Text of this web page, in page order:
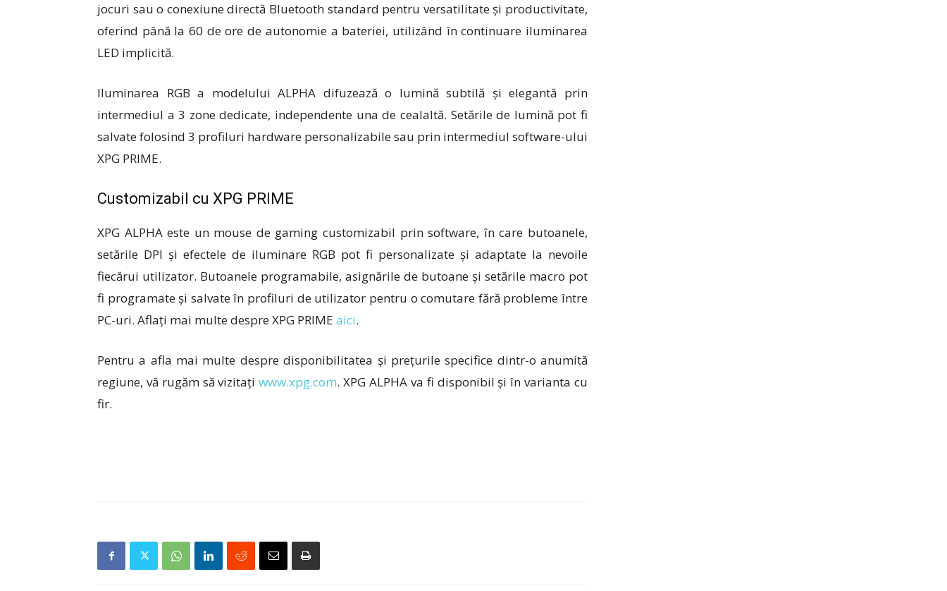
jocuri sau o conexiune directă Bluetooth standard pentru versatilitate și productivitate,
oferind până la 60 de ore de autonomie a bateriei, utilizând în continuare iluminarea
LED implicită.
Iluminarea RGB a modelului ALPHA difuzează o lumină subtilă și elegantă prin
intermediul a 3 zone dedicate, independente una de cealaltă. Setările de lumină pot fi
salvate folosind 3 profiluri hardware personalizabile sau prin intermediul software-ului
XPG PRIME.
Customizabil cu XPG PRIME
XPG ALPHA este un mouse de gaming customizabil prin software, în care butoanele,
setările DPI și efectele de iluminare RGB pot fi personalizate și adaptate la nevoile
fiecărui utilizator. Butoanele programabile, asignările de butoane și setările macro pot
fi programate și salvate în profiluri de utilizator pentru o comutare fără probleme între
PC-uri. Aflați mai multe despre XPG PRIME aici.
Pentru a afla mai multe despre disponibilitatea și prețurile specifice dintr-o anumită
regiune, vă rugăm să vizitațiwww.xpg.com. XPG ALPHA va fi disponibil și în varianta cu
fir.